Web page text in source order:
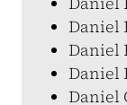
Daniel
Daniel
Daniel
Daniel